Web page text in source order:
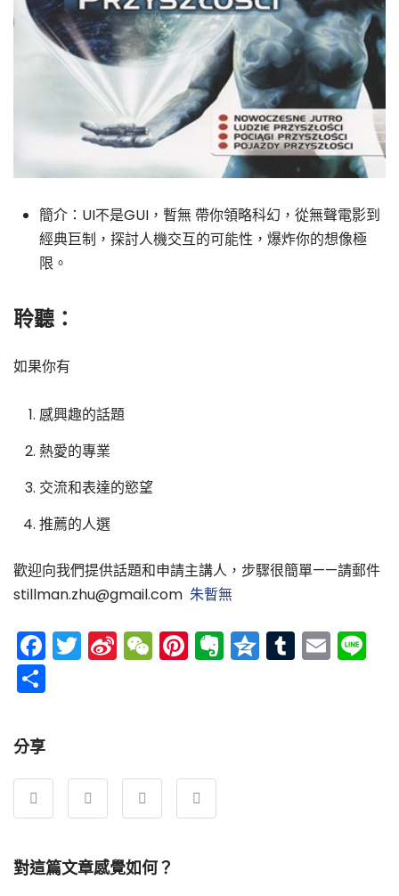
簡介：UI不是GUI，暫無 帶你領略科幻，從無聲電影到
經典巨制，探討人機交互的可能性，爆炸你的想像極
限。
聆聽：
如果你有
感興趣的話題
熱愛的專業
交流和表達的慾望
推薦的人選
歡迎向我們提供話題和申請主講人，步驟很簡單——請郵件
stillman.zhu@gmail.com 朱暫無
Facebook
Twitter
Sina
Weibo
WeChat
Pinterest
Evernote
Qzone
Tumblr
分享
對這篇文章感覺如何？